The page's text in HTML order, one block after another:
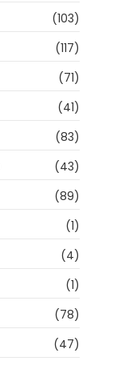
(103)
(117)
(71)
(41)
(83)
(43)
(89)
(1)
(4)
(1)
(78)
(47)